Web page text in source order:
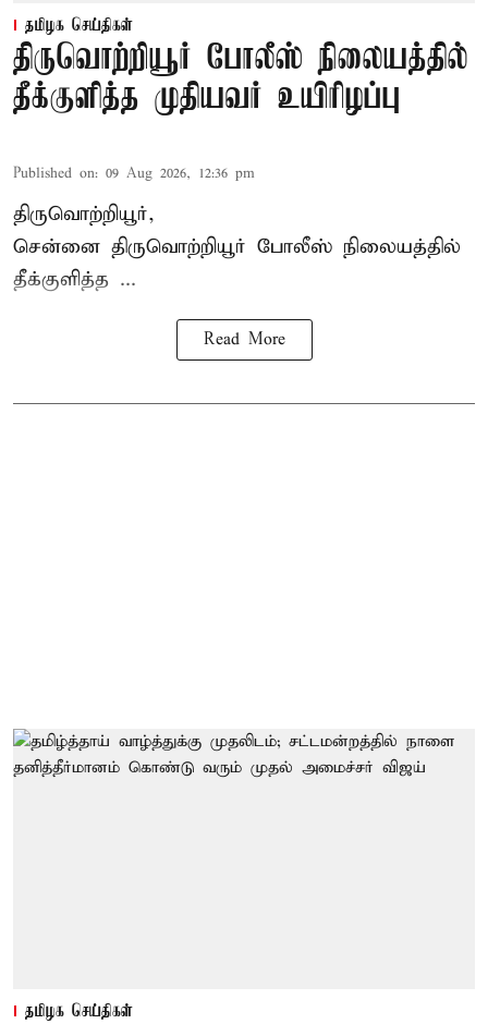
தமிழக செய்திகள்
திருவொற்றியூர் போலீஸ் நிலையத்தில்
தீக்குளித்த முதியவர் உயிரிழப்பு
Published on: 09 Aug 2026, 12:36 pm
திருவொற்றியூர்,
சென்னை திருவொற்றியூர் போலீஸ் நிலையத்தில்
தீக்குளித்த ...
Read More
தமிழக செய்திகள்